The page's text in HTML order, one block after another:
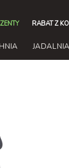
RABAT Z
JADALNIA